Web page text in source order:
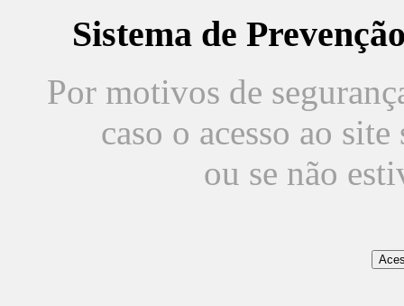
Sistema de
Por motivos de
caso o acesso ao
ou se não